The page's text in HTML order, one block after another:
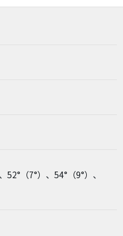
（7°）、54°（9°）、